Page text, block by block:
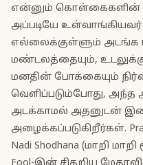
என்னும் கொள்கைகளின்
அப்படியே
எல்லைக்குள்ளும் அடங்க
மண்டலத்தையும்,
மனதின் போக்கையும்
வெளிப்படும்போது,
அடக்காமல் அதனுடன்
அழைக்கப்படுகிறீர்கள்.
Nadi Shodhana (மாறி